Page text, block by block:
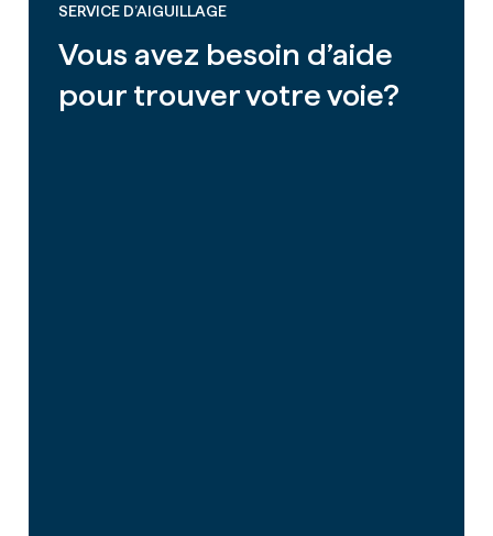
SERVICE D’AIGUILLAGE
Vous avez besoin d’aide
pour trouver votre voie?